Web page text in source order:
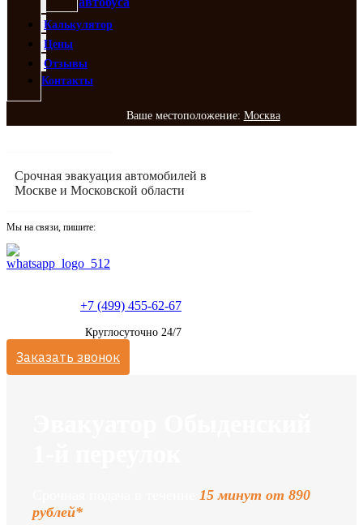
Калькулятор
Цены
Отзывы
Контакты
Ваше местоположение: Москва
Срочная эвакуация автомобилей в
Москве и Московской области
Мы на связи, пишите:
+7 (499) 455-62-67
Круглосуточно 24/7
Заказать звонок
15 минут от 890
рублей*